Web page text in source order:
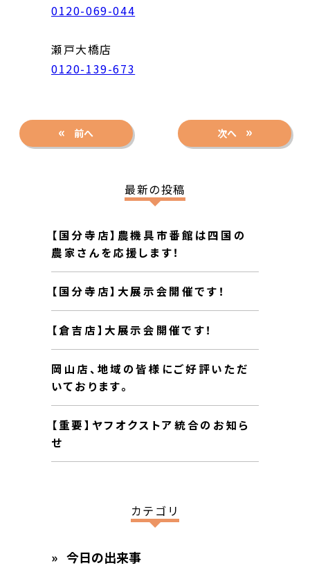
0120-069-044
瀬戸大橋店
0120-139-673
前へ 次へ
最新の投稿
【国分寺店】農機具市番館は四国の
農家さんを応援します！
【国分寺店】大展示会開催です！
【倉吉店】大展示会開催です！
岡山店、地域の皆様にご好評いただ
いております。
【重要】ヤフオクストア統合のお知ら
せ
カテゴリ
今日の出来事